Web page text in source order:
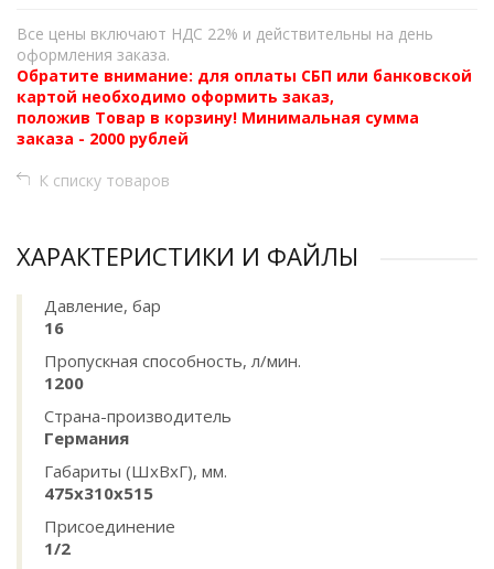
Все цены включают НДС 22% и действительны на день
оформления заказа.
Обратите внимание: для оплаты СБП или банковской
картой необходимо оформить заказ,
положив Товар в корзину! Минимальная сумма
заказа - 2000 рублей
К списку товаров
ХАРАКТЕРИСТИКИ И ФАЙЛЫ
Давление, бар
16
Пропускная способность, л/мин.
1200
Страна-производитель
Германия
Габариты (ШхВхГ), мм.
475х310х515
Присоединение
1/2